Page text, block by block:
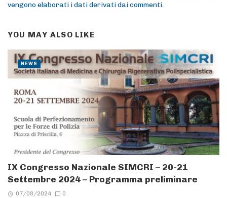
vengono elaborati i dati derivati dai commenti.
YOU MAY ALSO LIKE
IX Congresso Nazionale SIMCRI – 20-21
Settembre 2024 – Programma preliminare
07/08/2024 0
NEWS